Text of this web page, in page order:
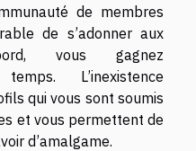
de membres
de s’adonner aux
vous gagnez
L’inexistence
qui vous sont soumis
et vous permettent de
d’amalgame.